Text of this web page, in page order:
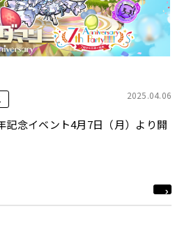
2025.04.06
記念イベント4月7日（月）より開